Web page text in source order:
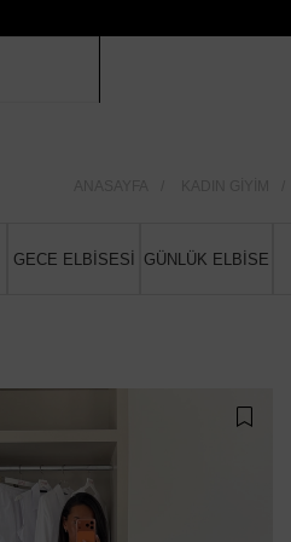
GECE ELBİSESİ GÜNLÜK ELBİSE